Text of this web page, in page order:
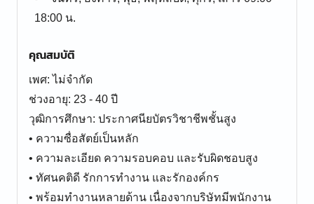
18:00 น.
คุณสมบัติ
เพศ: ไม่จำกัด
ช่วงอายุ: 23 - 40 ปี
วุฒิการศึกษา: ประกาศนียบัตรวิชาชีพชั้นสูง
• ความซื่อสัตย์เป็นหลัก
• ความละเอียด ความรอบคอบ และรับผิดชอบสูง
• ทัศนคติดี รักการทำงาน และรักองค์กร
• พร้อมทำงานหลายด้าน เนื่องจากบริษัทมีพนักงาน